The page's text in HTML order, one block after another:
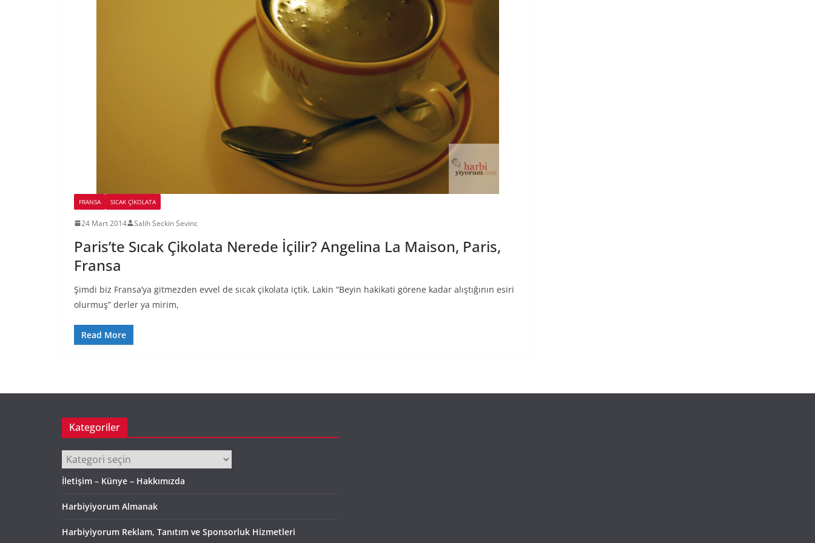
FRANSA SICAK ÇIKOLATA
24 Mart 2014 Salih Seckin Sevinc
Paris’te Sıcak Çikolata Nerede İçilir? Angelina La Maison, Paris,
Fransa
Şimdi biz Fransa’ya gitmezden evvel de sıcak çikolata içtik. Lakin “Beyin hakikati görene kadar alıştığının esiri
olurmuş” derler ya mirim,
Read More
Kategoriler
Kategoriler
İletişim – Künye – Hakkımızda
Harbiyiyorum Almanak
Harbiyiyorum Reklam, Tanıtım ve Sponsorluk Hizmetleri